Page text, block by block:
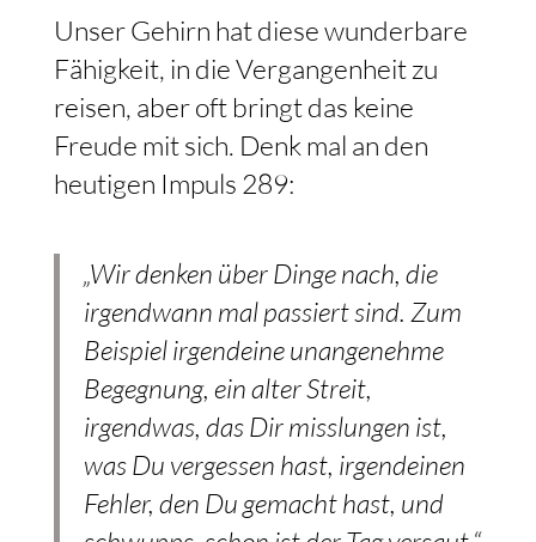
Unser Gehirn hat diese wunderbare
Fähigkeit, in die Vergangenheit zu
reisen, aber oft bringt das keine
Freude mit sich. Denk mal an den
heutigen Impuls 289:
„Wir denken über Dinge nach, die
irgendwann mal passiert sind. Zum
Beispiel irgendeine unangenehme
Begegnung, ein alter Streit,
irgendwas, das Dir misslungen ist,
was Du vergessen hast, irgendeinen
Fehler, den Du gemacht hast, und